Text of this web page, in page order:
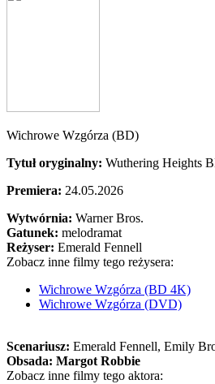
Wichrowe Wzgórza (BD)
Tytuł oryginalny: Wuthering Heights
Premiera: 24.05.2026
Wytwórnia: Warner Bros.
Gatunek: melodramat
Reżyser: Emerald Fennell
Zobacz inne filmy tego reżysera:
Wichrowe Wzgórza (BD 4K)
Wichrowe Wzgórza (DVD)
Scenariusz: Emerald Fennell, Emily
Obsada: Margot Robbie
Zobacz inne filmy tego aktora: